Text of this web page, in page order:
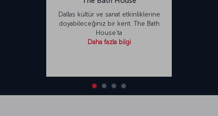
Dallas kültür ve sanat etkinliklerine
doyabileceğiniz bir kent. The Bath
House’ta
Daha fazla bilgi